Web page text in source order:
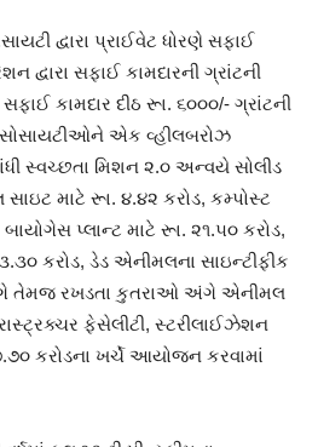
દ્વારા પ્રાઈવેટ ધોરણે સફાઈ
દ્વારા સફાઈ કામદારની ગ્રાંટની
કામદાર દીઠ રૂા. ૬૦૦૦/- ગ્રાંટની
એક વ્હીલબરોઝ
સ્વચ્છતા મિશન ૨.૦ અન્વયે સોલીડ
માટે રૂા. ૪.૪૨ કરોડ, કમ્પોસ્ટ
પ્લાન્ટ માટે રૂા. ૨૧.૫૦ કરોડ,
કરોડ, ડેડ એનીમલના સાઇન્ટીફીક
તેમજ રખડતા કુતરાઓ અંગે એનીમલ
ફેસેલીટી, સ્ટરીલાઈઝેશન
કરોડના ખર્ચે આયોજન કરવામાં